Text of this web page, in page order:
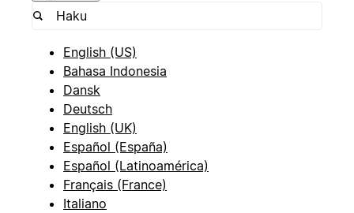
English (US)
Bahasa Indonesia
Dansk
Deutsch
English (UK)
Español (España)
Español (Latinoamérica)
Français (France)
Italiano